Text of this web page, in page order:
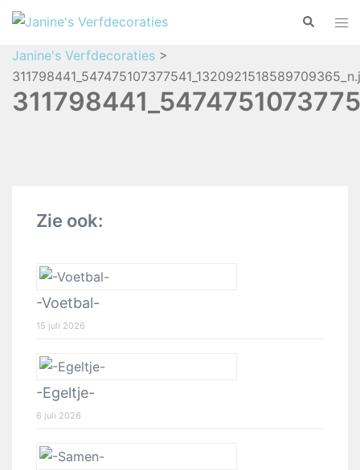
Janine's Verfdecoraties >
Zie ook:
-Voetbal-
15 juli 2026
-Egeltje-
6 juli 2026